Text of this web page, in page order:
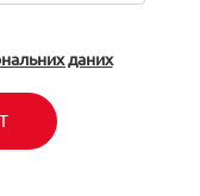
даних